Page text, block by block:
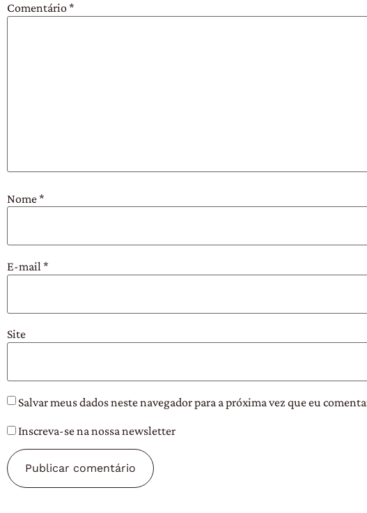
Comentário*
Nome*
E-mail*
Site
Salvar meus dados neste navegador para a próxima vez que eu
Inscreva-se na nossa newsletter